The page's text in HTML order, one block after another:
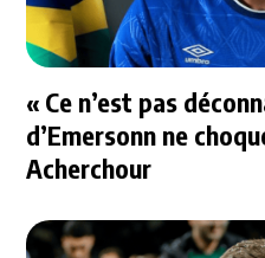
« Ce n’est pas
d’Emersonn ne
Acherchour